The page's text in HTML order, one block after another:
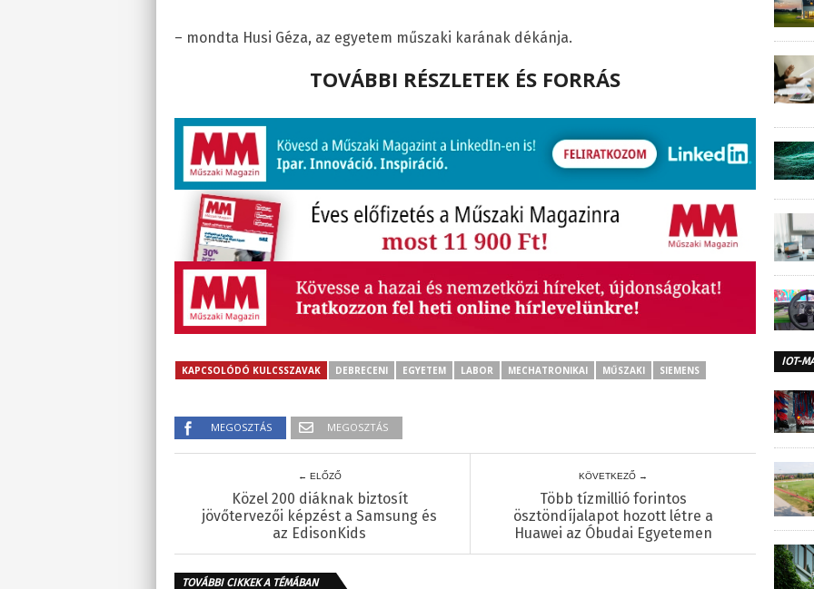
– mondta Husi Géza, az egyetem műszaki karának dékánja.
TOVÁBBI RÉSZLETEK ÉS FORRÁS
KAPCSOLÓDÓ KULCSSZAVAK DEBRECENI EGYETEM LABOR MECHATRONIKAI MŰSZAKI SIEMENS
MEGOSZTÁS MEGOSZTÁS
← ELŐZŐ
Közel 200 diáknak biztosít
jövőtervezői képzést a Samsung és
az EdisonKids
KÖVETKEZŐ →
Több tízmillió forintos
ösztöndíjalapot hozott létre a
Huawei az Óbudai Egyetemen
TOVÁBBI CIKKEK A TÉMÁBAN
IOT-